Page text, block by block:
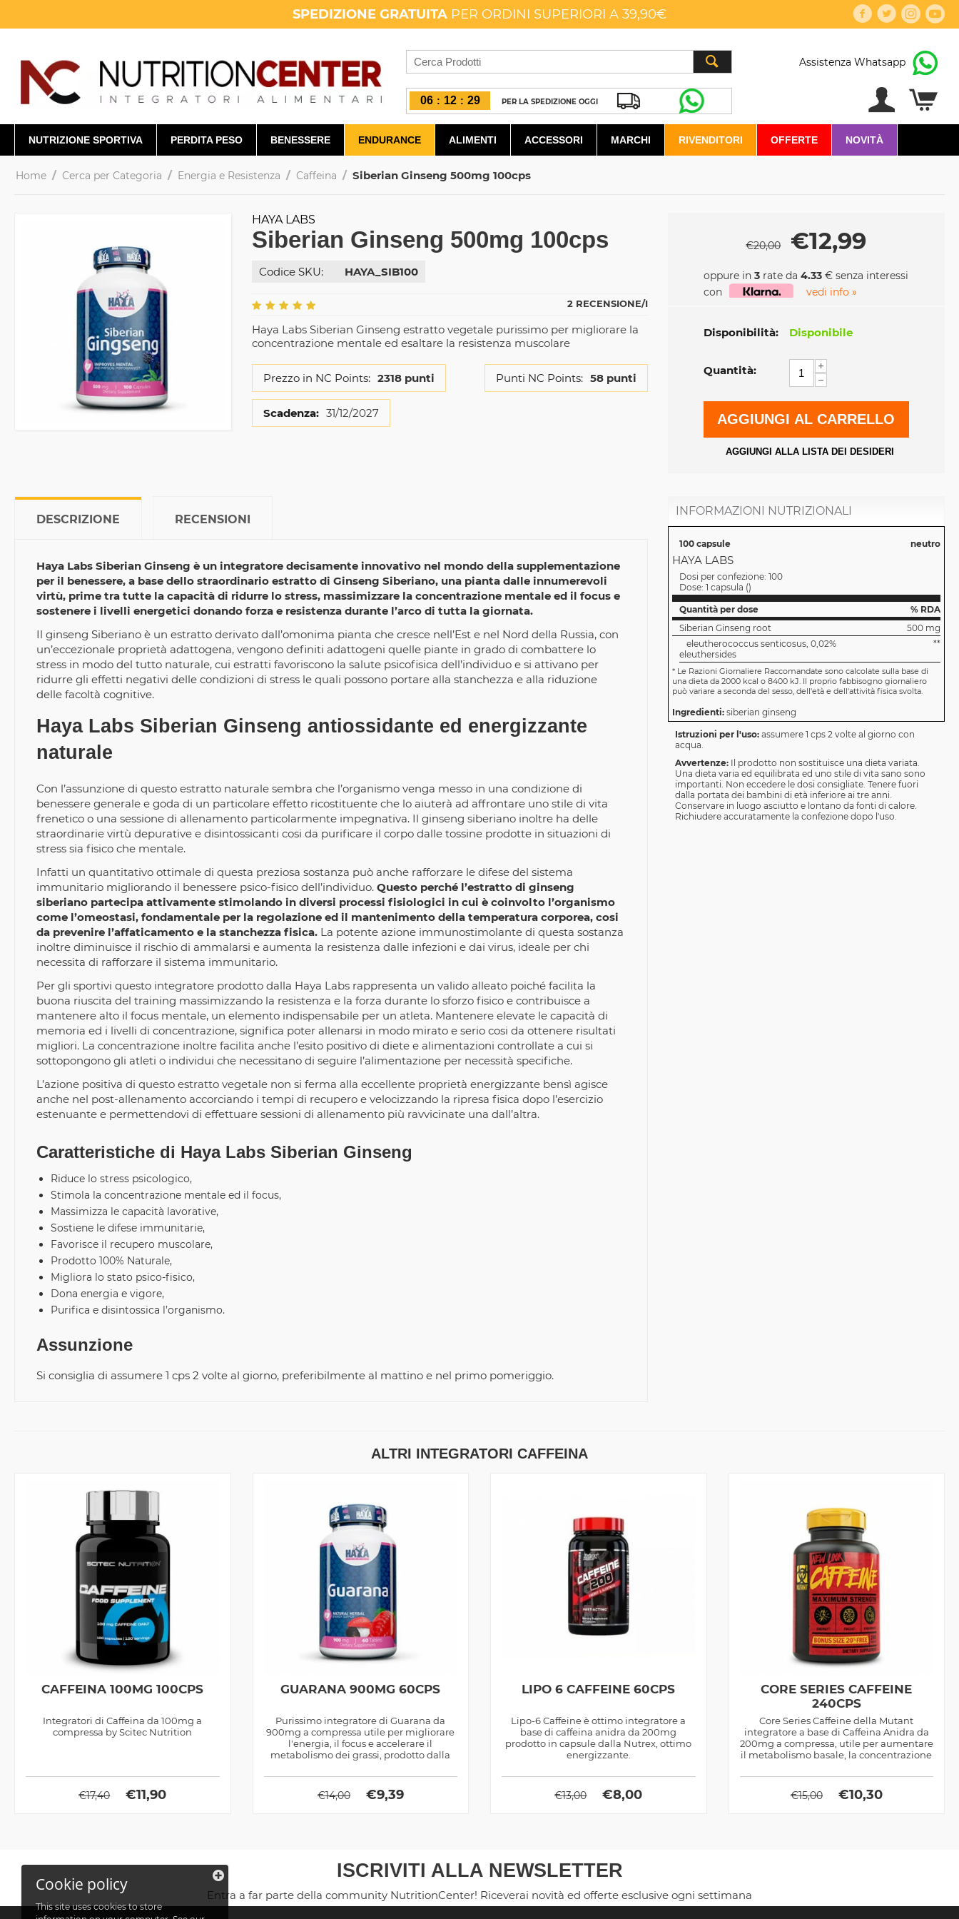
SPEDIZIONE GRATUITA PER ORDINI SUPERIORI A 39,90€
06 : 12 : 28 PER LA SPEDIZIONE OGGI
Assistenza Whatsapp
NUTRIZIONE SPORTIVA PERDITA PESO BENESSERE ENDURANCE ALIMENTI ACCESSORI MARCHI RIVENDITORI OFFERTE NOVITÀ
Home / Cerca per Categoria / Energia e Resistenza / Caffeina / Siberian Ginseng 500mg 100cps
HAYA LABS
Siberian Ginseng 500mg 100cps
Codice SKU: HAYA_SIB100
2 RECENSIONE/I
Haya Labs Siberian Ginseng estratto vegetale purissimo per migliorare la
concentrazione mentale ed esaltare la resistenza muscolare
Prezzo in NC Points: 2318 punti Punti NC Points: 58 punti
Scadenza: 31/12/2027
€20,00 €12,99
oppure in 3rate da 4.33€ senza interessi
con
vedi info »
Disponibilità: Disponibile
Quantità:
+
−
AGGIUNGI AL CARRELLO
AGGIUNGI ALLA LISTA DEI DESIDERI
DESCRIZIONE RECENSIONI
Haya Labs Siberian Ginseng è un integratore decisamente innovativo nel mondo della supplementazione
per il benessere, a base dello straordinario estratto di Ginseng Siberiano, una pianta dalle innumerevoli
virtù, prime tra tutte la capacità di ridurre lo stress, massimizzare la concentrazione mentale ed il focus e
sostenere i livelli energetici donando forza e resistenza durante l’arco di tutta la giornata.
Il ginseng Siberiano è un estratto derivato dall’omonima pianta che cresce nell’Est e nel Nord della Russia, con
un’eccezionale proprietà adattogena, vengono definiti adattogeni quelle piante in grado di combattere lo
stress in modo del tutto naturale, cui estratti favoriscono la salute psicofisica dell’individuo e si attivano per
ridurre gli effetti negativi delle condizioni di stress le quali possono portare alla stanchezza e alla riduzione
delle facoltà cognitive.
Haya Labs Siberian Ginseng antiossidante ed energizzante
naturale
Con l’assunzione di questo estratto naturale sembra che l’organismo venga messo in una condizione di
benessere generale e goda di un particolare effetto ricostituente che lo aiuterà ad affrontare uno stile di vita
frenetico o una sessione di allenamento particolarmente impegnativa. Il ginseng siberiano inoltre ha delle
straordinarie virtù depurative e disintossicanti cosi da purificare il corpo dalle tossine prodotte in situazioni di
stress sia fisico che mentale.
Infatti un quantitativo ottimale di questa preziosa sostanza può anche rafforzare le difese del sistema
immunitario migliorando il benessere psico-fisico dell’individuo. Questo perché l’estratto di ginseng
siberiano partecipa attivamente stimolando in diversi processi fisiologici in cui è coinvolto l’organismo
come l’omeostasi, fondamentale per la regolazione ed il mantenimento della temperatura corporea, cosi
da prevenire l’affaticamento e la stanchezza fisica. La potente azione immunostimolante di questa sostanza
inoltre diminuisce il rischio di ammalarsi e aumenta la resistenza dalle infezioni e dai virus, ideale per chi
necessita di rafforzare il sistema immunitario.
Per gli sportivi questo integratore prodotto dalla Haya Labs rappresenta un valido alleato poiché facilita la
buona riuscita del training massimizzando la resistenza e la forza durante lo sforzo fisico e contribuisce a
mantenere alto il focus mentale, un elemento indispensabile per un atleta. Mantenere elevate le capacità di
memoria ed i livelli di concentrazione, significa poter allenarsi in modo mirato e serio cosi da ottenere risultati
migliori. La concentrazione inoltre facilita anche l’esito positivo di diete e alimentazioni controllate a cui si
sottopongono gli atleti o individui che necessitano di seguire l’alimentazione per necessità specifiche.
L’azione positiva di questo estratto vegetale non si ferma alla eccellente proprietà energizzante bensì agisce
anche nel post-allenamento accorciando i tempi di recupero e velocizzando la ripresa fisica dopo l’esercizio
estenuante e permettendovi di effettuare sessioni di allenamento più ravvicinate una dall’altra.
Caratteristiche di Haya Labs Siberian Ginseng
Riduce lo stress psicologico,
Stimola la concentrazione mentale ed il focus,
Massimizza le capacità lavorative,
Sostiene le difese immunitarie,
Favorisce il recupero muscolare,
Prodotto 100% Naturale,
Migliora lo stato psico-fisico,
Dona energia e vigore,
Purifica e disintossica l’organismo.
Assunzione
Si consiglia di assumere 1 cps 2 volte al giorno, preferibilmente al mattino e nel primo pomeriggio.
INFORMAZIONI NUTRIZIONALI
100 capsule neutro
HAYA LABS
Dosi per confezione: 100
Dose: 1 capsula ()
Quantità per dose
% RDA
Siberian Ginseng root
500 mg
eleutherococcus senticosus, 0,02%
eleuthersides
**
*Le Razioni Giornaliere Raccomandate sono calcolate sulla base di
una dieta da 2000 kcal o 8400 kJ. Il proprio fabbisogno giornaliero
può variare a seconda del sesso, dell'età e dell'attività fisica svolta.
Ingredienti: siberian ginseng
Istruzioni per l'uso: assumere 1 cps 2 volte al giorno con
acqua.
Avvertenze: Il prodotto non sostituisce una dieta variata.
Una dieta varia ed equilibrata ed uno stile di vita sano sono
importanti. Non eccedere le dosi consigliate. Tenere fuori
dalla portata dei bambini di età inferiore ai tre anni.
Conservare in luogo asciutto e lontano da fonti di calore.
Richiudere accuratamente la confezione dopo l'uso.
ALTRI INTEGRATORI CAFFEINA
CAFFEINA 100MG 100CPS
Integratori di Caffeina da 100mg a
compressa by Scitec Nutrition
€17,40 €11,90
GUARANA 900MG 60CPS
Purissimo integratore di Guarana da
900mg a compressa utile per migliorare
l'energia, il focus e accelerare il
metabolismo dei grassi, prodotto dalla
€14,00 €9,39
LIPO 6 CAFFEINE 60CPS
Lipo-6 Caffeine è ottimo integratore a
base di caffeina anidra da 200mg
prodotto in capsule dalla Nutrex, ottimo
energizzante.
€13,00 €8,00
CORE SERIES CAFFEINE
240CPS
Core Series Caffeine della Mutant
integratore a base di Caffeina Anidra da
200mg a compressa, utile per aumentare
il metabolismo basale, la concentrazione
€15,00 €10,30
ISCRIVITI ALLA NEWSLETTER
Entra a far parte della community NutritionCenter! Riceverai novità ed offerte esclusive ogni settimana
Cookie policy
This site uses cookies to store